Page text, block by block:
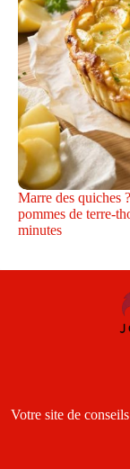
Marre des quiches
pommes de terre-
minutes
Votre site de